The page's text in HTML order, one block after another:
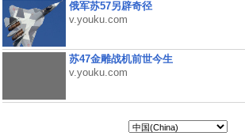
俄军苏57另辟奇径
v.youku.com
苏47金雕战机前世今生
v.youku.com